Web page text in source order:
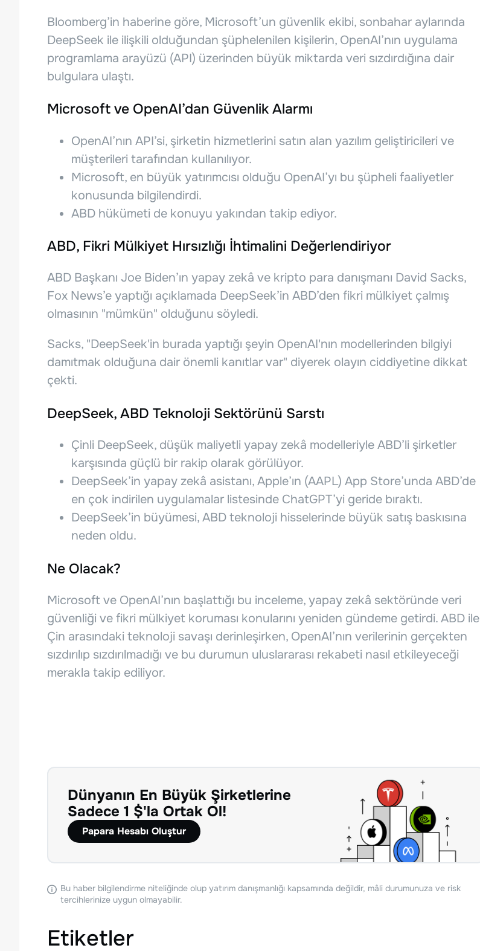
Bloomberg’in haberine göre, Microsoft’un güvenlik ekibi, sonbahar aylarında
DeepSeek ile ilişkili olduğundan şüphelenilen kişilerin, OpenAI’nın uygulama
programlama arayüzü (API) üzerinden büyük miktarda veri sızdırdığına dair
bulgulara ulaştı.
Microsoft ve OpenAI’dan Güvenlik Alarmı
OpenAI’nın API’si, şirketin hizmetlerini satın alan yazılım geliştiricileri ve
müşterileri tarafından kullanılıyor.
Microsoft, en büyük yatırımcısı olduğu OpenAI’yı bu şüpheli faaliyetler
konusunda bilgilendirdi.
ABD hükümeti de konuyu yakından takip ediyor.
ABD, Fikri Mülkiyet Hırsızlığı İhtimalini Değerlendiriyor
ABD Başkanı Joe Biden’ın yapay zekâ ve kripto para danışmanı David Sacks,
Fox News’e yaptığı açıklamada DeepSeek’in ABD’den fikri mülkiyet çalmış
olmasının "mümkün" olduğunu söyledi.
Sacks, "DeepSeek'in burada yaptığı şeyin OpenAI'nın modellerinden bilgiyi
damıtmak olduğuna dair önemli kanıtlar var" diyerek olayın ciddiyetine dikkat
çekti.
DeepSeek, ABD Teknoloji Sektörünü Sarstı
Çinli DeepSeek, düşük maliyetli yapay zekâ modelleriyle ABD’li şirketler
karşısında güçlü bir rakip olarak görülüyor.
DeepSeek’in yapay zekâ asistanı, Apple’ın (AAPL) App Store’unda ABD’de
en çok indirilen uygulamalar listesinde ChatGPT’yi geride bıraktı.
DeepSeek’in büyümesi, ABD teknoloji hisselerinde büyük satış baskısına
neden oldu.
Ne Olacak?
Microsoft ve OpenAI’nın başlattığı bu inceleme, yapay zekâ sektöründe veri
güvenliği ve fikri mülkiyet koruması konularını yeniden gündeme getirdi. ABD ile
Çin arasındaki teknoloji savaşı derinleşirken, OpenAI’nın verilerinin gerçekten
sızdırılıp sızdırılmadığı ve bu durumun uluslararası rekabeti nasıl etkileyeceği
merakla takip ediliyor.
Dünyanın En Büyük Şirketlerine
Sadece 1 $'la Ortak Ol!
Papara Hesabı Oluştur
Bu haber bilgilendirme niteliğinde olup yatırım danışmanlığı kapsamında değildir, mâli durumunuza ve risk
tercihlerinize uygun olmayabilir.
Etiketler